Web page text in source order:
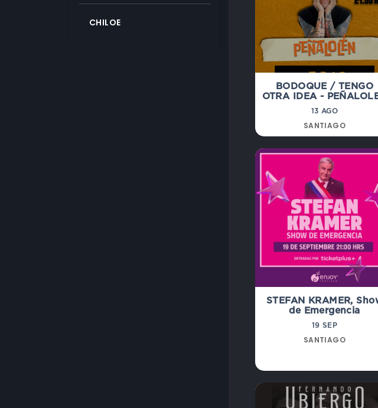
CHILOE
BODOQUE / TENGO
OTRA IDEA -
13 AGO
SANTIAGO
STEFAN KRAMER,
de Emergencia
19 SEP
SANTIAGO